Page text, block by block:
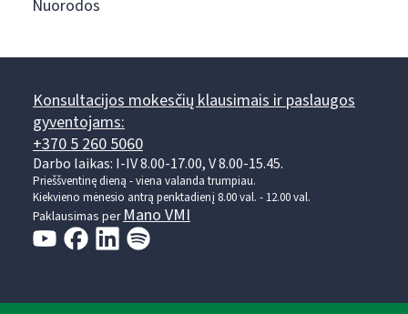
Nuorodos
Konsultacijos mokesčių klausimais ir paslaugos
gyventojams:
+370 5 260 5060
Darbo laikas: I-IV 8.00-17.00, V 8.00-15.45.
Prieššventinę dieną - viena valanda trumpiau.
Kiekvieno mėnesio antrą penktadienį 8.00 val. - 12.00 val.
Paklausimas perMano VMI